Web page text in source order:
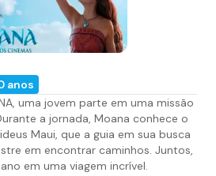
anos
uma jovem parte em uma missão
a jornada, Moana conhece o
Maui, que a guia em sua busca
em encontrar caminhos. Juntos,
em uma viagem incrível.